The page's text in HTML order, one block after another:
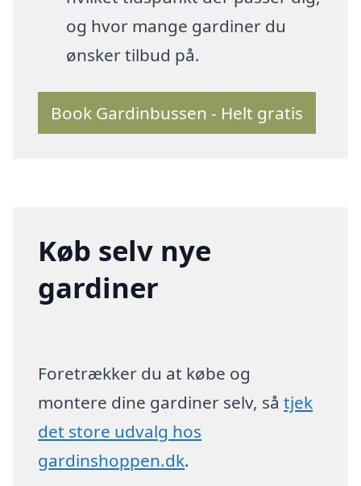
og hvor mange gardiner du
ønsker tilbud på.
Book Gardinbussen - Helt gratis
Køb selv nye
gardiner
Foretrækker du at købe og
montere dine gardiner selv, såtjek
det store udvalg hos
gardinshoppen.dk.